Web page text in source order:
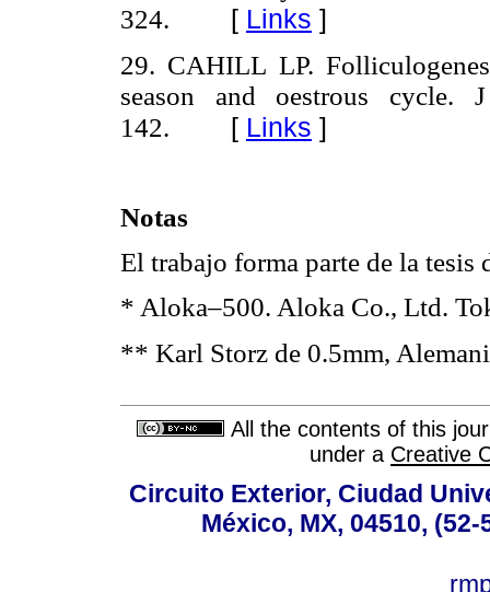
324. [ Links ]
29. CAHILL LP.
season and oestrous cycle.
142. [ Links ]
Notas
El trabajo forma parte de la tesis
* Aloka–500. Aloka Co., Ltd.
** Karl Storz de 0.5mm,
All the contents of this
under a Creative
Circuito Exterior, Ciudad
México, MX, 04510,